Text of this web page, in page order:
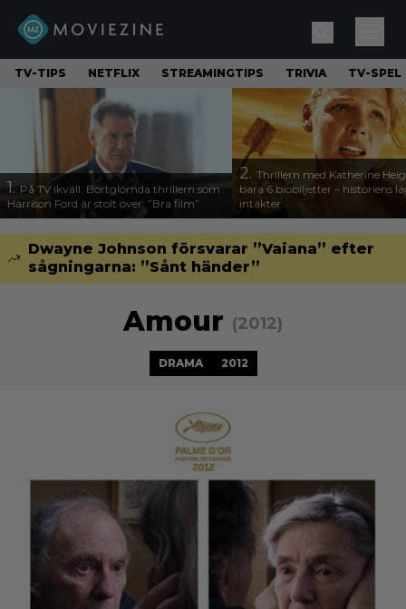
TV-TIPS NETFLIX STREAMINGTIPS TRIVIA TV-SPEL
1. På TV ikväll: Bortglömda thrillern som
Harrison Ford är stolt över: ”Bra film”
2. Thrillern med Katherine
bara 6 biobiljetter – historiens
intäkter
Dwayne Johnson försvarar ”Vaiana” efter
sågningarna: ”Sånt händer”
Amour (2012)
DRAMA 2012